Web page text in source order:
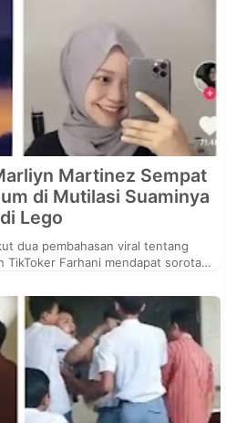
Martinez Sempat
di Mutilasi Suaminya
Lego
TikToker Farhani mendapat sorotan